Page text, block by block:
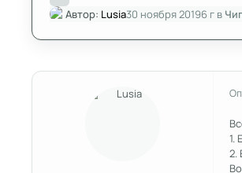
Автор: Lusia30 ноября 20196 гв
1.
2.